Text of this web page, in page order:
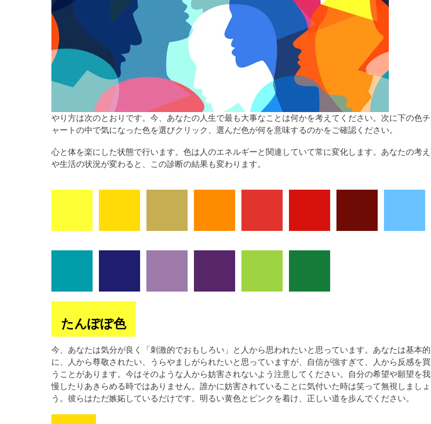
やり方は次のとおりです。今、あなたの人生で最も大事なことは何かを考えてください。次に下の色チ
ャートの中で気になった色を選びクリック、選んだ色が何を意味するのかをご確認ください。
心と体を楽にした状態で行います。色は人のエネルギーと関連していて常に変化します。あなたの考え
や生活の状況が変わると、この診断の結果も変わります。
たんぽぽ色
今、あなたは気分が良く「刺激的でおもしろい」と人から思われたいと思っています。あなたは基本的
に、人から尊敬されたい、うらやましがられたいと思っていますが、自信が強すぎて、人から反感を買
うことがあります。今はそのような人から妨害されないよう注意してください。自分の希望や願望を我
慢したりあきらめる時ではありません。誰かに妨害されていることに気付いた時は笑って無視しましょ
う。彼らはただ嫉妬しているだけです。明るい黄色とピンクを着け、正しい道を歩んでください。